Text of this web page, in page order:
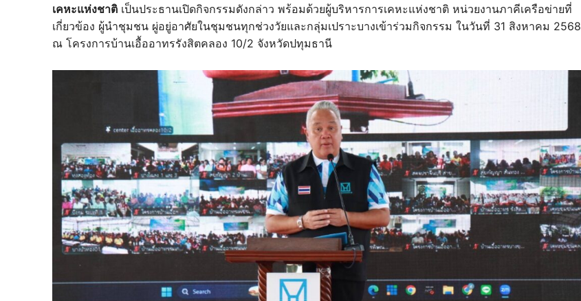
เคหะแห่งชาติ เป็นประธานเปิดกิจกรรมดังกล่าว พร้อมด้วยผู้บริหารการเคหะแห่งชาติ หน่วยงานภาคีเครือข่ายที่
เกี่ยวข้อง ผู้นำชุมชน ผู่อยู่อาศัยในชุมชนทุกช่วงวัยและกลุ่มเปราะบางเข้าร่วมกิจกรรม ในวันที่ 31 สิงหาคม 2568
ณ โครงการบ้านเอื้ออาทรรังสิตคลอง 10/2 จังหวัดปทุมธานี